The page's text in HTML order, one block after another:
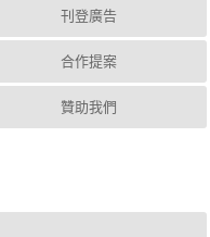
刊登廣告
合作提案
贊助我們